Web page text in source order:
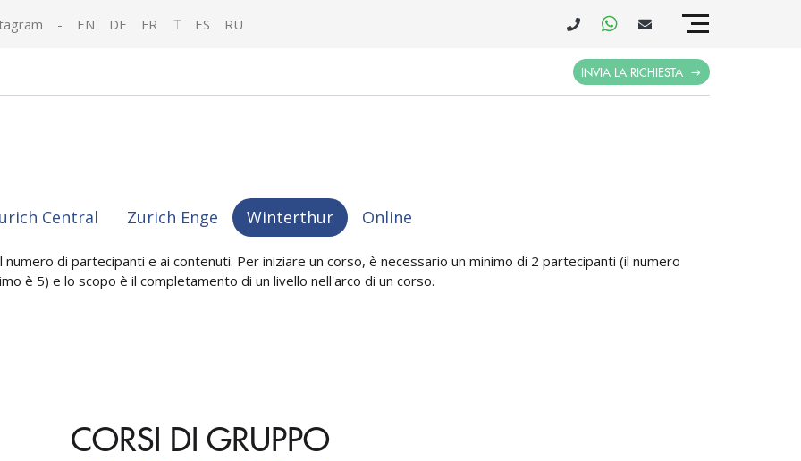
- EN DE FR IT ES RU
INVIA LA RICHIESTA
Central Zurich Enge Winterthur Online
di partecipanti e ai contenuti. Per iniziare un corso, è necessario un minimo di 2 partecipanti (il numero
è 5) e lo scopo è il completamento di un livello nell'arco di un corso.
CORSI DI GRUPPO